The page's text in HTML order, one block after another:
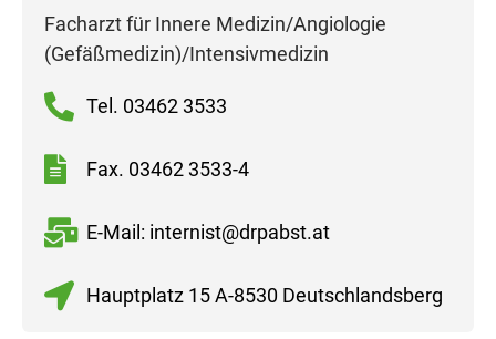
Facharzt für Innere Medizin/Angiologie
(Gefäßmedizin)/Intensivmedizin
Tel. 03462 3533
Fax. 03462 3533-4
E-Mail: internist@drpabst.at
Hauptplatz 15 A-8530 Deutschlandsberg